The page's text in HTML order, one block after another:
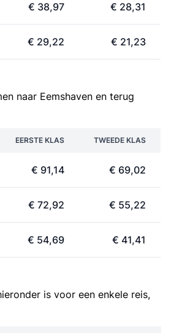
€ 38,97 € 28,31
€ 29,22 € 21,23
naar Eemshaven en terug
EERSTE KLAS TWEEDE KLAS
€ 91,14 € 69,02
€ 72,92 € 55,22
€ 54,69 € 41,41
is voor een enkele reis,